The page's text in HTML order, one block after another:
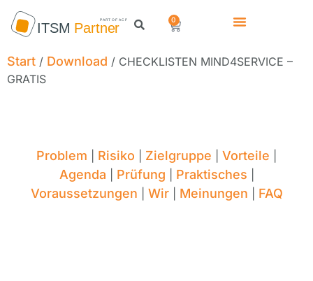
0
Start / Download / CHECKLISTEN MIND4SERVICE –
GRATIS
Problem Risiko Zielgruppe Vorteile
Agenda Prüfung Praktisches
Voraussetzungen Wir| Meinungen FAQ